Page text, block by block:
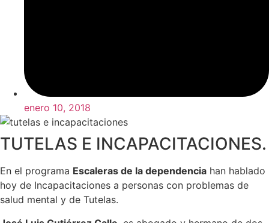
enero 10, 2018
TUTELAS E INCAPACITACIONES.
En el programa Escaleras de la dependencia han hablado
hoy de Incapacitaciones a personas con problemas de
salud mental y de Tutelas.